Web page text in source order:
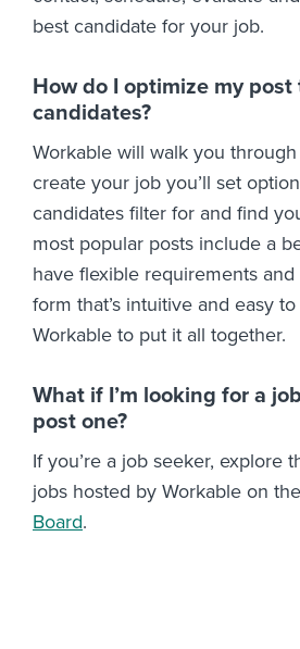
best candidate for your job.
How do I optimize my
candidates?
Workable will walk you
create your job you’ll set
candidates filter for and find
most popular posts include a
have flexible requirements
form that’s intuitive and easy
Workable to put it all together.
What if I’m looking for a
post one?
If you’re a job seeker, explore
jobs hosted by Workable on the
Board.